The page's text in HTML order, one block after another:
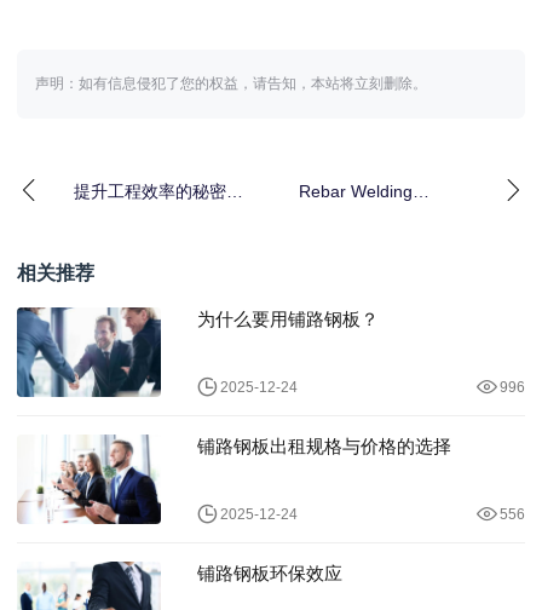
声明：如有信息侵犯了您的权益，请告知，本站将立刻删除。
提升工程效率的秘密武
Rebar Welding
相关推荐
为什么要用铺路钢板？
2025-12-24 996
铺路钢板出租规格与价格的选择
2025-12-24 556
铺路钢板环保效应